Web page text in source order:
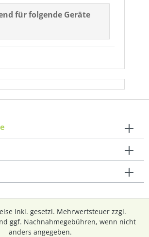
für folgende Geräte
inkl. gesetzl. Mehrwertsteuer zzgl.
ggf. Nachnahmegebühren, wenn nicht
anders angegeben.